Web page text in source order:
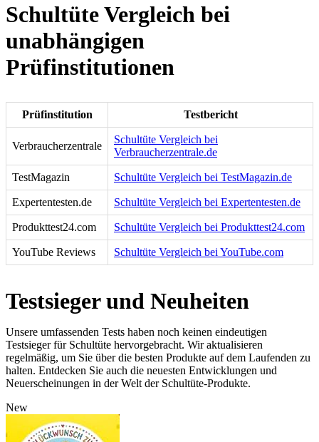
Schultüte Vergleich bei
unabhängigen
Prüfinstitutionen
Prüfinstitution Testbericht
Verbraucherzentrale
Schultüte Vergleich bei
Verbraucherzentrale.de
TestMagazin Schultüte Vergleich bei TestMagazin.de
Expertentesten.de Schultüte Vergleich bei Expertentesten.de
Produkttest24.com Schultüte Vergleich bei Produkttest24.com
YouTube Reviews Schultüte Vergleich bei YouTube.com
Testsieger und Neuheiten
Unsere umfassenden Tests haben noch keinen eindeutigen
Testsieger für Schultüte hervorgebracht. Wir aktualisieren
regelmäßig, um Sie über die besten Produkte auf dem Laufenden zu
halten. Entdecken Sie auch die neuesten Entwicklungen und
Neuerscheinungen in der Welt der Schultüte-Produkte.
New